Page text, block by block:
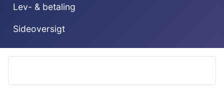
Lev- & betaling
Sideoversigt